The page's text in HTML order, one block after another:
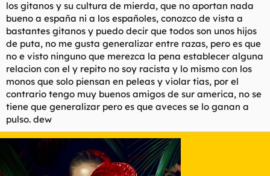
los gitanos y su cultura de mierda, que no aportan nada
bueno a españa ni a los españoles, conozco de vista a
bastantes gitanos y puedo decir que todos son unos hijos
de puta, no me gusta generalizar entre razas, pero es que
no e visto ninguno que merezca la pena establecer alguna
relacion con el y repito no soy racista y lo mismo con los
monos que solo piensan en peleas y violar tias, por el
contrario tengo muy buenos amigos de sur america, no se
tiene que generalizar pero es que aveces se lo ganan a
pulso. dew